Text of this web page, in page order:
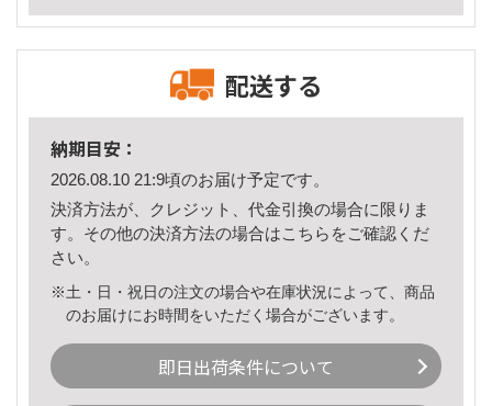
配送する
納期目安：
2026.08.10 21:9頃のお届け予定です。
決済方法が、クレジット、代金引換の場合に限りま
す。その他の決済方法の場合はこちら をご確認くだ
さい。
※土・日・祝日の注文の場合や在庫状況によって、商品
のお届けにお時間をいただく場合がございます。
即日出荷条件について